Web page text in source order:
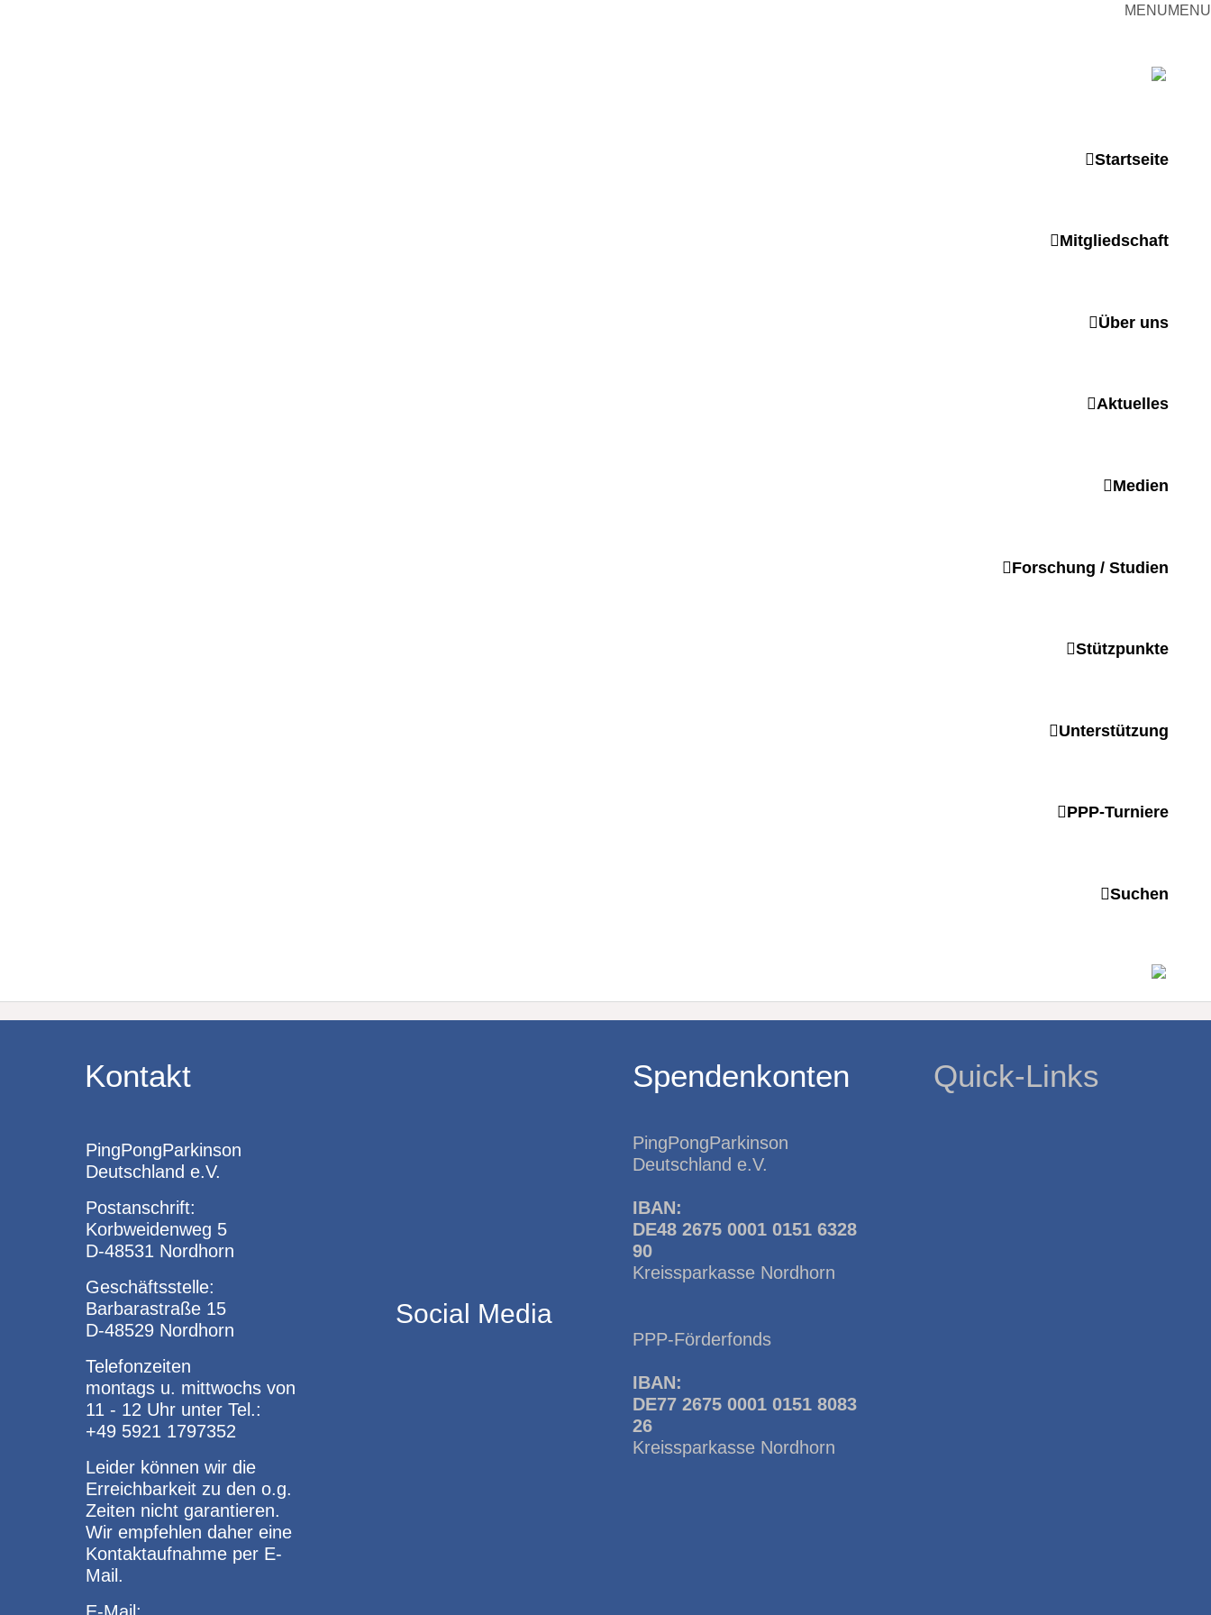
MENUMENU
Startseite
Mitgliedschaft
Über uns
Aktuelles
Medien
Forschung / Studien
Stützpunkte
Unterstützung
PPP-Turniere
Suchen
Unser Stützpunkt Ettenheim in der SWR
Kontakt
PingPongParkinson
Deutschland e.V.
Postanschrift:
Korbweidenweg 5
D-48531 Nordhorn
Geschäftsstelle:
Barbarastraße 15
D-48529 Nordhorn
Telefonzeiten
montags u. mittwochs von
11 - 12 Uhr unter Tel.:
+49 5921 1797352
Leider können wir die
Erreichbarkeit zu den o.g.
Zeiten nicht garantieren.
Wir empfehlen daher eine
Kontaktaufnahme per E-
Mail.
Social Media
Spendenkonten
PingPongParkinson
Deutschland e.V.
IBAN:
DE48 2675 0001 0151 6328
90
Kreissparkasse Nordhorn
PPP-Förderfonds
IBAN:
DE77 2675 0001 0151 8083
26
Kreissparkasse Nordhorn
Quick-Links